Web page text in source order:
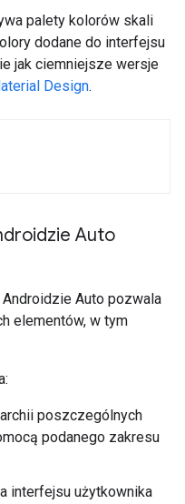
palety kolorów skali
dodane do interfejsu
jak ciemniejsze wersje
Design.
Auto
Auto pozwala
elementów, w tym
poszczególnych
podanego zakresu
interfejsu użytkownika